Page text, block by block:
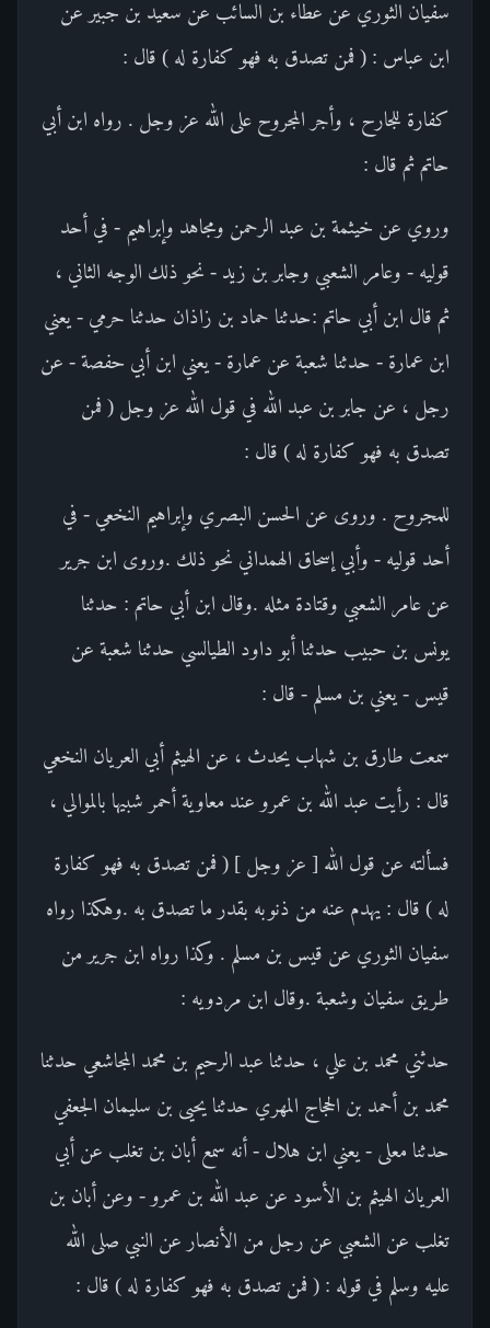
سفيان الثوري عن عطاء بن السائب عن سعيد بن جبير عن
ابن عباس : ( فمن تصدق به فهو كفارة له ) قال :
كفارة للجارح ، وأجر المجروح على الله عز وجل . رواه ابن أبي
حاتم ثم قال :
وروي عن خيثمة بن عبد الرحمن ومجاهد وإبراهيم - في أحد
قوليه - وعامر الشعبي وجابر بن زيد - نحو ذلك الوجه الثاني ،
ثم قال ابن أبي حاتم :حدثنا حماد بن زاذان حدثنا حرمي - يعني
ابن عمارة - حدثنا شعبة عن عمارة - يعني ابن أبي حفصة - عن
رجل ، عن جابر بن عبد الله في قول الله عز وجل ( فمن
تصدق به فهو كفارة له ) قال :
للمجروح . وروى عن الحسن البصري وإبراهيم النخعي - في
أحد قوليه - وأبي إسحاق الهمداني نحو ذلك .وروى ابن جرير
عن عامر الشعبي وقتادة مثله .وقال ابن أبي حاتم : حدثنا
يونس بن حبيب حدثنا أبو داود الطيالسي حدثنا شعبة عن
قيس - يعني بن مسلم - قال :
سمعت طارق بن شهاب يحدث ، عن الهيثم أبي العريان النخعي
قال : رأيت عبد الله بن عمرو عند معاوية أحمر شبيها بالموالي ،
فسألته عن قول الله [ عز وجل ] ( فمن تصدق به فهو كفارة
له ) قال : يهدم عنه من ذنوبه بقدر ما تصدق به .وهكذا رواه
سفيان الثوري عن قيس بن مسلم . وكذا رواه ابن جرير من
طريق سفيان وشعبة .وقال ابن مردويه :
حدثني محمد بن علي ، حدثنا عبد الرحيم بن محمد المجاشعي حدثنا
محمد بن أحمد بن الحجاج المهري حدثنا يحيى بن سليمان الجعفي
حدثنا معلى - يعني ابن هلال - أنه سمع أبان بن تغلب عن أبي
العريان الهيثم بن الأسود عن عبد الله بن عمرو - وعن أبان بن
تغلب عن الشعبي عن رجل من الأنصار عن النبي صلى الله
عليه وسلم في قوله : ( فمن تصدق به فهو كفارة له ) قال :